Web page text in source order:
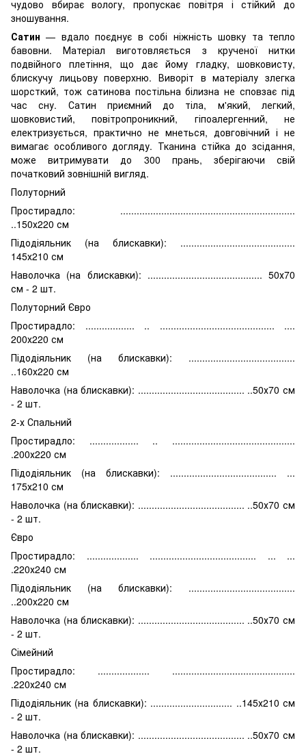
чудово вбирає вологу, пропускає повітря і стійкий до
зношування.
Сатин — вдало поєднує в собі ніжність шовку та тепло
бавовни. Матеріал виготовляється з крученої нитки
подвійного плетіння, що дає йому гладку, шовковисту,
блискучу лицьову поверхню. Виворіт в матеріалу злегка
шорсткий, тож сатинова постільна білизна не сповзає під
час сну. Сатин приємний до тіла, м'який, легкий,
шовковистий, повітропроникний, гіпоалергенний, не
електризується, практично не мнеться, довговічний і не
вимагає особливого догляду. Тканина стійка до зсідання,
може витримувати до 300 прань, зберігаючи свій
початковий зовнішній вигляд.
Полуторний
Простирадло: ................................................................
..150х220 см
Підодіяльник (на блискавки): ..........................................
145х210 см
Наволочка (на блискавки): .......................................... 50х70
см - 2 шт.
Полуторний Євро
Простирадло: .................. .. .......................................... ....
200х220 см
Підодіяльник (на блискавки): .......................................
..160х220 см
Наволочка (на блискавки): ....................................... ..50х70 см
- 2 шт.
2-х Спальний
Простирадло: .................. .. .............................................
.200х220 см
Підодіяльник (на блискавки): ....................................... ...
175х210 см
Наволочка (на блискавки): ....................................... ..50х70 см
- 2 шт.
Євро
Простирадло: ................... ....................................... ... ...
.220х240 см
Підодіяльник (на блискавки): .......................................
..200х220 см
Наволочка (на блискавки): ....................................... ..50х70 см
- 2 шт.
Сімейний
Простирадло: ................... .............................................
.220х240 см
Підодіяльник (на блискавки): .............................. ..145х210 см
- 2 шт.
Наволочка (на блискавки): ....................................... ..50х70 см
- 2 шт.